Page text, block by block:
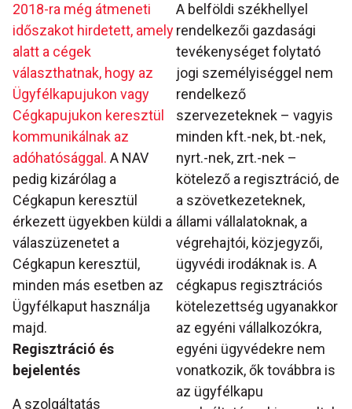
A belföldi székhellyel
rendelkezői gazdasági
tevékenységet folytató
jogi személyiséggel nem
rendelkező
szervezeteknek – vagyis
minden kft.-nek, bt.-nek,
nyrt.-nek, zrt.-nek –
kötelező a regisztráció, de
a szövetkezeteknek,
állami vállalatoknak, a
végrehajtói, közjegyzői,
ügyvédi irodáknak is. A
cégkapus regisztrációs
kötelezettség ugyanakkor
az egyéni vállalkozókra,
egyéni ügyvédekre nem
vonatkozik, ők továbbra is
az ügyfélkapu
2018-ra még átmeneti
időszakot hirdetett, amely
alatt a cégek
választhatnak, hogy az
Ügyfélkapujukon vagy
Cégkapujukon keresztül
kommunikálnak az
adóhatósággal. A NAV
pedig kizárólag a
Cégkapun keresztül
érkezett ügyekben küldi a
válaszüzenetet a
Cégkapun keresztül,
minden más esetben az
Ügyfélkaput használja
majd.
Regisztráció és
bejelentés
A szolgáltatás